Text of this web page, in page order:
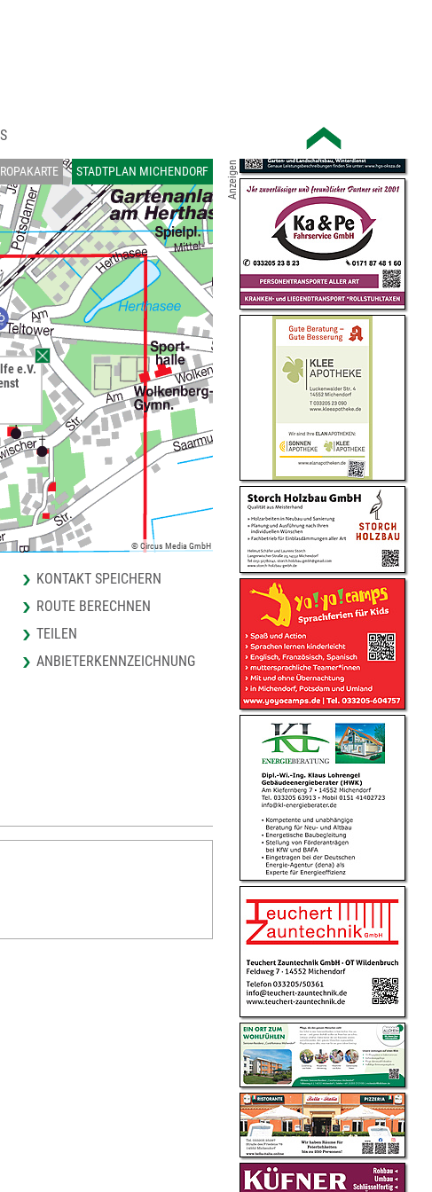
STADTPLAN MICHENDORF
© Circus Media GmbH
e.V.
KONTAKT SPEICHERN
ROUTE BERECHNEN
TEILEN
ANBIETERKENNZEICHNUNG
Anzeigen